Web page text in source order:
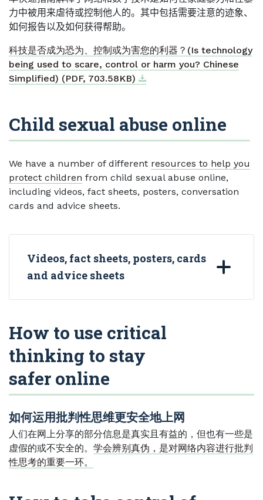
力中被用来虐待或控制他人的。其中包括需要注意的迹象、
如何报告以及如何获得帮助。
科技是否成为恐为、控制或为害您的利器？(Is technology
being used to scare, control or harm you? Chinese
Simplified) (PDF, 703.58KB) Download
External link
Child sexual abuse online
We have a number of different resources to help you
protect children from child sexual abuse online,
including videos, fact sheets, posters, conversation
cards and advice sheets.
Videos, fact sheets, posters, cards
and advice sheets
How to use critical
thinking to stay
safer online
如何运用批判性思维更安全地上网
人们在网上分享的部分信息是真实且有益的，但也有一些是
虚假的或不安全的。 学会辨别真伪，是对网络内容进行批判
性思考的重要一环。